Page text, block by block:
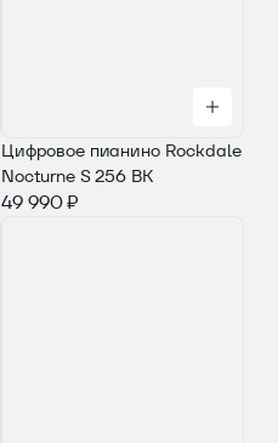
Цифровое пианино Rockdale
Nocturne S 256 BK
49 990 ₽